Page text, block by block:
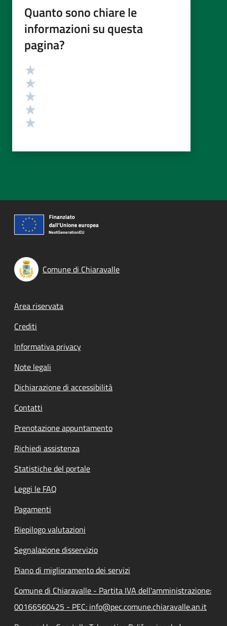
Quanto sono chiare le
informazioni su questa
pagina?
Valutazione
Comune di Chiaravalle
Footer menu
Area riservata
Crediti
Informativa privacy
Note legali
Dichiarazione di accessibilità
Contatti
Prenotazione appuntamento
Richiedi assistenza
Statistiche del portale
Leggi le FAQ
Pagamenti
Riepilogo valutazioni
Segnalazione disservizio
Piano di miglioramento dei servizi
Comune di Chiaravalle - Partita IVA dell'amministrazione:
00166560425 - PEC: info@pec.comune.chiaravalle.an.it